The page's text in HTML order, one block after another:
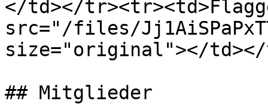
</td></
src="/files/
size="original"></
## Mitglieder